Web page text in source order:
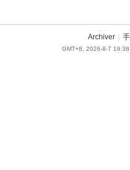
Archiver
GMT+8, 2026-8-7 19:38